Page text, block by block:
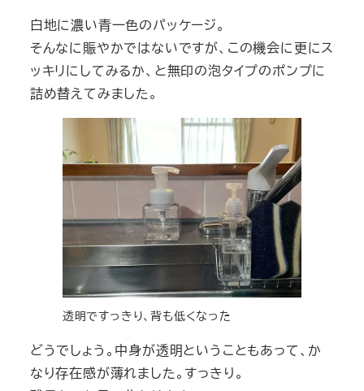
白地に濃い青一色のパッケージ。
そんなに賑やかではないですが、この機会に更にス
ッキリにしてみるか、と無印の泡タイプのポンプに
詰め替えてみました。
透明ですっきり、背も低くなった
どうでしょう。中身が透明ということもあって、か
なり存在感が薄れました。すっきり。